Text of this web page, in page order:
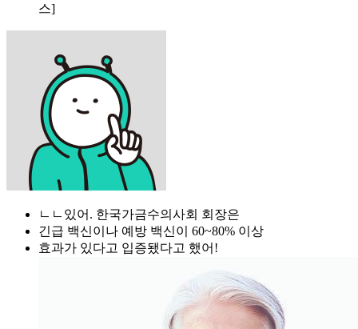
스]
ㄴㄴ있어. 한국가금수의사회 회장은
긴급 백신이나 예방 백신이 60~80% 이상
효과가 있다고 입증됐다고 했어!